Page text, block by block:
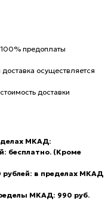
предоплаты
осуществляется
доставки
МКАД:
бесплатно. (Кроме
в пределах МКАД
МКАД: 990 руб.